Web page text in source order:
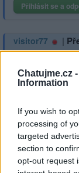
Chatujme.cz -
Information
If you wish to
processing of
targeted
section to
opt-out request
Přihlásit se a
visitor77 |
Víra v praxi
Reakce na
Adam bol viac
Přihlásit se a